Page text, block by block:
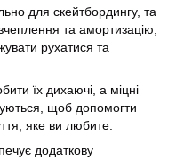
для скейтбордингу, та
та амортизацію,
рухатися та
їх дихаючі, а міцні
щоб допомогти
яке ви любите.
додаткову